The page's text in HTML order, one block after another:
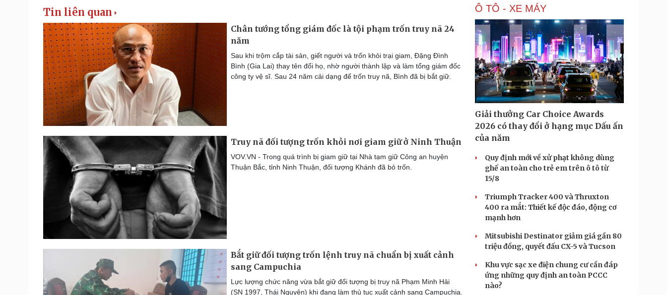
Tin liên quan
Chân tướng tổng giám đốc là tội phạm trốn truy nã 24
năm
Sau khi trộm cắp tài sản, giết người và trốn khỏi trại giam, Đặng Đình
Bình (Gia Lai) thay tên đổi họ, nhờ người thành lập và làm tổng giám đốc
công ty vệ sĩ. Sau 24 năm cải dạng để trốn truy nã, Bình đã bị bắt giữ.
Truy nã đối tượng trốn khỏi nơi giam giữ ở Ninh Thuận
VOV.VN - Trong quá trình bị giam giữ tại Nhà tạm giữ Công an huyện
Thuận Bắc, tỉnh Ninh Thuận, đối tượng Khánh đã bỏ trốn.
Bắt giữ đối tượng trốn lệnh truy nã chuẩn bị xuất cảnh
sang Campuchia
Lực lượng chức năng vừa bắt giữ đối tượng bị truy nã Phạm Minh Hải
(SN 1997, Thái Nguyên) khi đang làm thủ tục xuất cảnh sang Campuchia.
Ô TÔ - XE MÁY
Giải thưởng Car Choice Awards
2026 có thay đổi ở hạng mục Dấu ấn
của năm
Quy định mới về xử phạt không dùng
ghế an toàn cho trẻ em trên ô tô từ
15/8
Triumph Tracker 400 và Thruxton
400 ra mắt: Thiết kế độc đáo, động cơ
mạnh hơn
Mitsubishi Destinator giảm giá gần 80
triệu đồng, quyết đấu CX-5 và Tucson
Khu vực sạc xe điện chung cư cần đáp
ứng những quy định an toàn PCCC
nào?